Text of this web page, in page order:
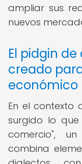
ampliar sus
nuevos
El pidgin
creado
económico
En el contexto
surgido lo
comercio",
combina